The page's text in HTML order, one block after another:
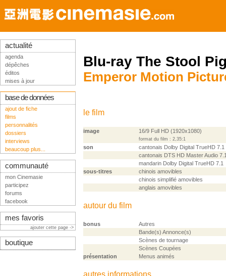
Blu-ray The Stool
Emperor Motion
le film
image 16/9 Full HD (1920x1080)
format du film : 2,35:1
son
cantonais Dolby Digital TrueHD 7.1
cantonais DTS HD Master Audio
mandarin Dolby Digital TrueHD 7.1
sous-titres
chinois amovibles
chinois simplifié amovibles
anglais amovibles
autour du film
bonus
Autres
Bande(s) Annonce(s)
Scènes de tournage
Scènes Coupées
présentation
Menus animés
autres informations
actualité
agenda
dépêches
éditos
mises à jour
base de données
ajout de fiche
films
personnalités
dossiers
interviews
beaucoup plus...
communauté
mon Cinemasie
participez
forums
facebook
mes favoris
ajouter cette page ->
boutique